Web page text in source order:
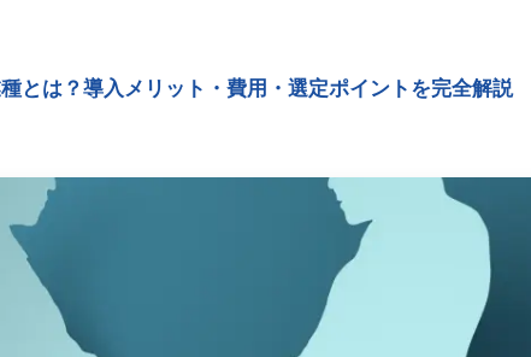
とは？導入メリット・費用・選定ポイントを完全解説